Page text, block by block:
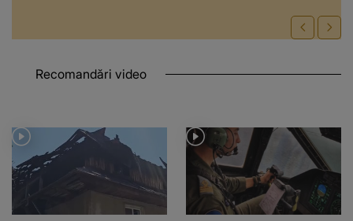
Recomandări video